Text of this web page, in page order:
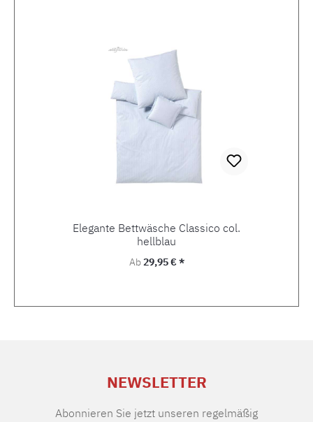
Elegante Bettwäsche Classico col.
hellblau
Regulärer Preis:
Ab29,95 € *
NEWSLETTER
Abonnieren Sie jetzt unseren regelmäßig